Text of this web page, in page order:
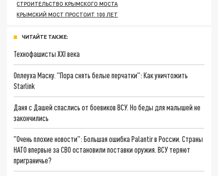
СТРОИТЕЛЬСТВО КРЫМСКОГО МОСТА
КРЫМСКИЙ МОСТ ПРОСТОИТ 100 ЛЕТ
ЧИТАЙТЕ ТАКЖЕ:
Технофашисты XXI века
Оплеуха Маску. "Пора снять белые перчатки": Как уничтожить
Starlink
Даня с Дашей спаслись от боевиков ВСУ. Но беды для малышей не
закончились
"Очень плохие новости": Большая ошибка Palantir в России. Страны
НАТО впервые за СВО остановили поставки оружия. ВСУ теряют
приграничье?